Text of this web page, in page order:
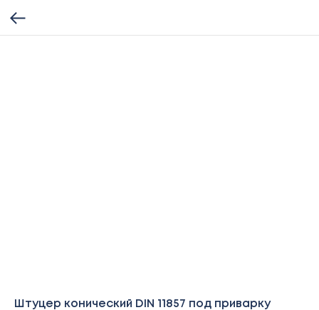
Штуцер конический DIN 11857 под приварку